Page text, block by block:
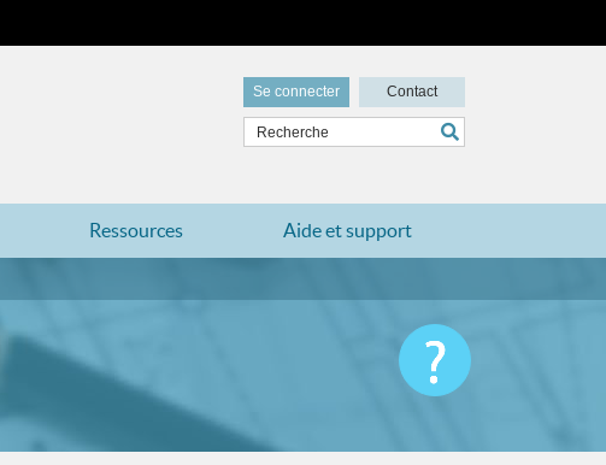
Se connecter Contact
Ressources Aide et support